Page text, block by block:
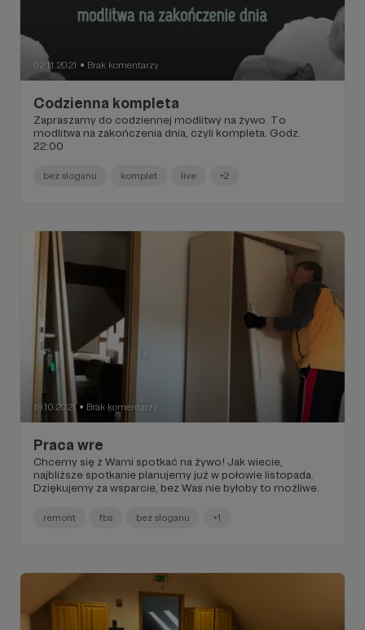
02.11.2021 ● Brak komentarzy
Codzienna kompleta
Zapraszamy do codziennej modlitwy na żywo. To
modlitwa na zakończenia dnia, czyli kompleta. Godz.
22:00
bez sloganu komplet live +2
19.10.2021 ● Brak komentarzy
Praca wre
Chcemy się z Wami spotkać na żywo! Jak wiecie,
najbliższe spotkanie planujemy już w połowie listopada.
Dziękujemy za wsparcie, bez Was nie byłoby to możliwe.
remont fbs bez sloganu +1